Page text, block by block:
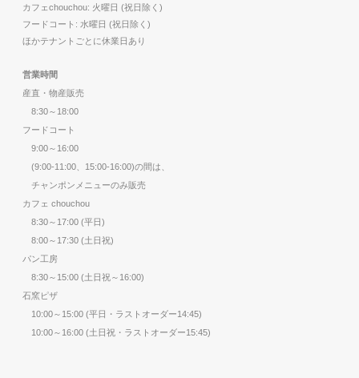
カフェchouchou: 火曜日 (祝日除く)
フードコート: 水曜日 (祝日除く)
ほかテナントごとに休業日あり
営業時間
産直・物産販売
8:30～18:00
フードコート
9:00～16:00
(9:00-11:00、15:00-16:00)の間は、
チャンポンメニューのみ販売
カフェ chouchou
8:30～17:00 (平日)
8:00～17:30 (土日祝)
パン工房
8:30～15:00 (土日祝～16:00)
石窯ピザ
10:00～15:00 (平日・ラストオーダー14:45)
10:00～16:00 (土日祝・ラストオーダー15:45)